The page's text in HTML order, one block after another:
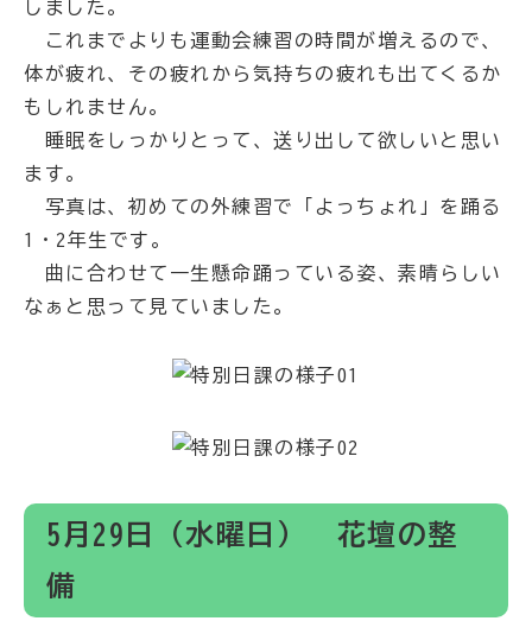
しました。
これまでよりも運動会練習の時間が増えるので、
体が疲れ、その疲れから気持ちの疲れも出てくるか
もしれません。
睡眠をしっかりとって、送り出して欲しいと思い
ます。
写真は、初めての外練習で「よっちょれ」を踊る
1・2年生です。
曲に合わせて一生懸命踊っている姿、素晴らしい
なぁと思って見ていました。
5月29日（水曜日） 花壇の整
備